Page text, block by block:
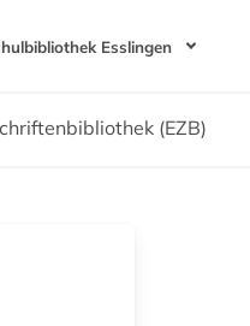
Esslingen
(EZB)